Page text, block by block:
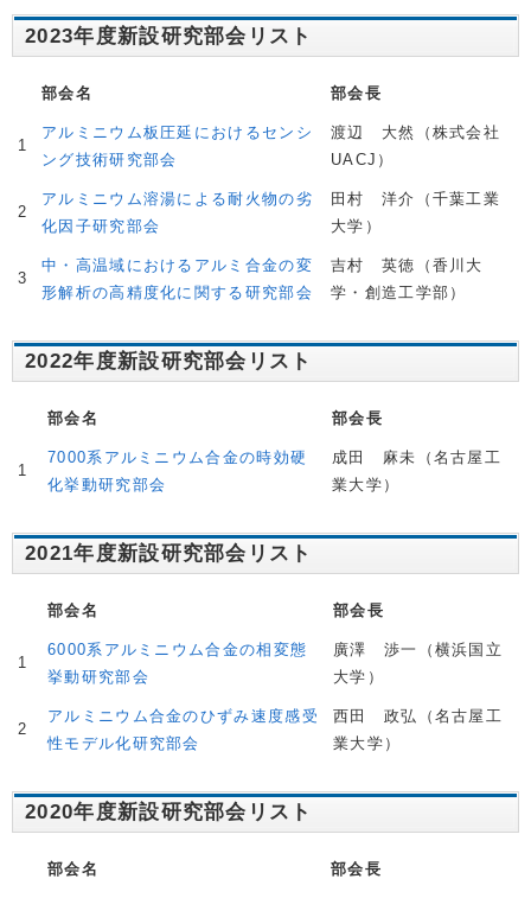
2023年度新設研究部会リスト
部会名 部会長
1
アルミニウム板圧延におけるセンシ
ング技術研究部会
渡辺 大然（株式会社
UACJ）
2
アルミニウム溶湯による耐火物の劣
化因子研究部会
田村 洋介（千葉工業
大学）
3
中・高温域におけるアルミ合金の変
形解析の高精度化に関する研究部会
吉村 英徳（香川大
学・創造工学部）
2022年度新設研究部会リスト
部会名 部会長
1
7000系アルミニウム合金の時効硬
化挙動研究部会
成田 麻未（名古屋工
業大学）
2021年度新設研究部会リスト
部会名 部会長
1
6000系アルミニウム合金の相変態
挙動研究部会
廣澤 渉一（横浜国立
大学）
2
アルミニウム合金のひずみ速度感受
性モデル化研究部会
西田 政弘（名古屋工
業大学）
2020年度新設研究部会リスト
部会名 部会長